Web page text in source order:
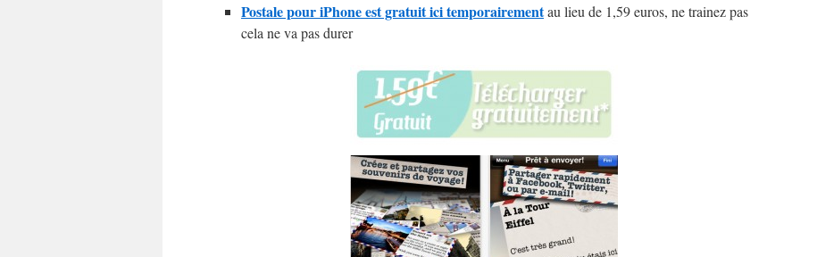
Postale pour iPhone est gratuit ici temporairementau lieu de 1,59 euros, ne trainez pas
cela ne va pas durer